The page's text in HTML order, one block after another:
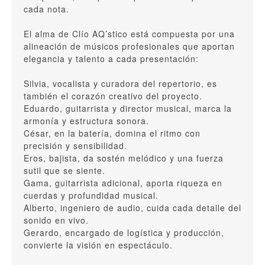
cada nota.
El alma de Clío AQ’stico está compuesta por una
alineación de músicos profesionales que aportan
elegancia y talento a cada presentación:
Silvia, vocalista y curadora del repertorio, es
también el corazón creativo del proyecto.
Eduardo, guitarrista y director musical, marca la
armonía y estructura sonora.
César, en la batería, domina el ritmo con
precisión y sensibilidad.
Eros, bajista, da sostén melódico y una fuerza
sutil que se siente.
Gama, guitarrista adicional, aporta riqueza en
cuerdas y profundidad musical.
Alberto, ingeniero de audio, cuida cada detalle del
sonido en vivo.
Gerardo, encargado de logística y producción,
convierte la visión en espectáculo.